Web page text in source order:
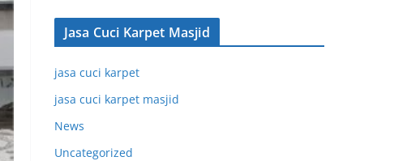
Jasa Cuci Karpet Masjid
jasa cuci karpet
jasa cuci karpet masjid
News
Uncategorized